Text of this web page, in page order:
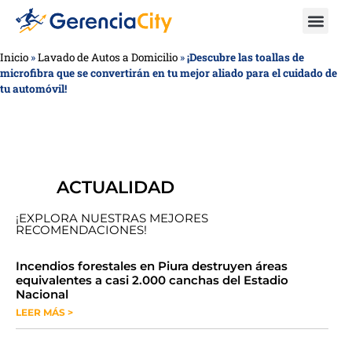
Inicio »Lavado de Autos a Domicilio »¡Descubre las toallas de
microfibra que se convertirán en tu mejor aliado para el cuidado de
tu automóvil!
ACTUALIDAD
¡EXPLORA NUESTRAS MEJORES
RECOMENDACIONES!
​​​​Incendios forestales en Piura destruyen áreas
equivalentes a casi 2.000 canchas del Estadio
Nacional
LEER MÁS >